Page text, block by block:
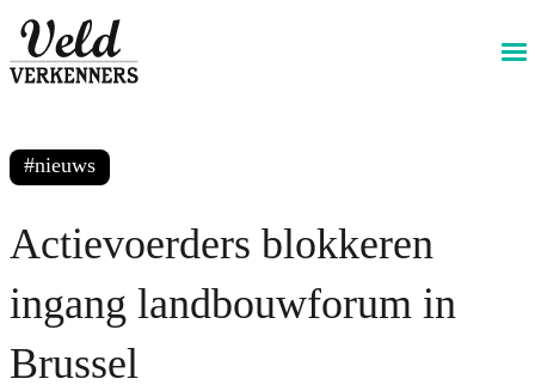
@livewireStyle
GA TERUG PRINT DEZE PAGINA
nieuws
Actievoerders blokkeren
ingang landbouwforum in
Brussel